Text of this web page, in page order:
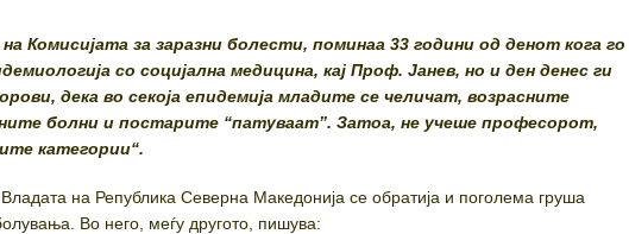
Комисијата за заразни болести, поминаа 33 години од денот кога го
со социјална медицина, кај Проф. Јанев, но и ден денес ги
дека во секоја епидемија младите се челичат, возрасните
болни и постарите “патуваат”. Затоа, не учеше професорот,
категории“.
на Република Северна Македонија се обратија и поголема груша
Во него, меѓу другото, пишува: